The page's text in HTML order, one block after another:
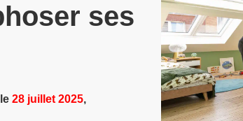
ses
le 28 juillet 2025,